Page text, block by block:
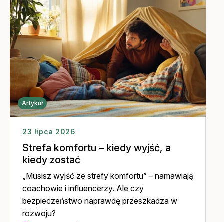
akademickim prowadząc zajęcia z zakresu psychologii
marketingu, sprzedaży, obsługi klienta oraz kompetencji
menedżerskich, przywództwa i motywacji. Spełniony mąż i
ojciec, z zamiłowania muzyk grający na gitarze i pianinie.
Artykuł
23 lipca 2026
Strefa komfortu – kiedy wyjść, a
kiedy zostać
„Musisz wyjść ze strefy komfortu” – namawiają
coachowie i influencerzy. Ale czy
bezpieczeństwo naprawdę przeszkadza w
rozwoju?